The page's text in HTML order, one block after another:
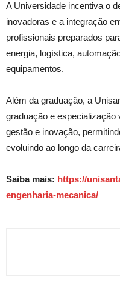
A Universidade incentiva o
inovadoras e a integração
profissionais preparados
energia, logística,
equipamentos.
Além da graduação, a
graduação e especialização
gestão e inovação,
evoluindo ao longo da
Saiba mais: https://
engenharia-mecanica/